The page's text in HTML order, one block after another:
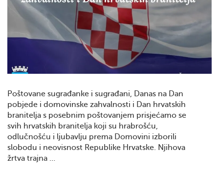
Poštovane sugrađanke i sugrađani, Danas na Dan
pobjede i domovinske zahvalnosti i Dan hrvatskih
branitelja s posebnim poštovanjem prisjećamo se
svih hrvatskih branitelja koji su hrabrošću,
odlučnošću i ljubavlju prema Domovini izborili
slobodu i neovisnost Republike Hrvatske. Njihova
žrtva trajna …